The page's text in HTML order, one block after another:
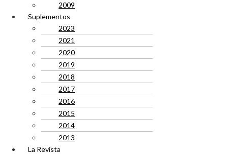
2009
Suplementos
2023
2021
2020
2019
2018
2017
2016
2015
2014
2013
La Revista